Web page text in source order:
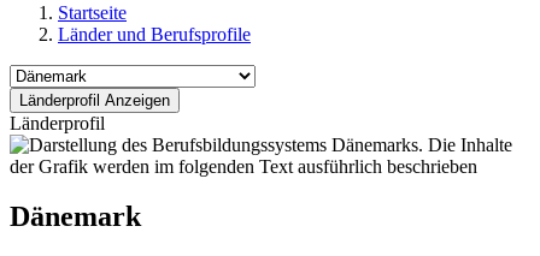
Startseite
Länder und Berufsprofile
Länderprofil
Dänemark